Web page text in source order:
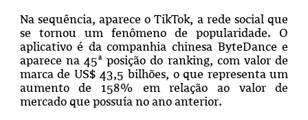
Na sequência, aparece o TikTok, a rede social que
se tornou um fenômeno de popularidade. O
aplicativo é da companhia chinesa ByteDance e
aparece na 45ª posição do ranking, com valor de
marca de US$ 43,5 bilhões, o que representa um
aumento de 158% em relação ao valor de
mercado que possuía no ano anterior.